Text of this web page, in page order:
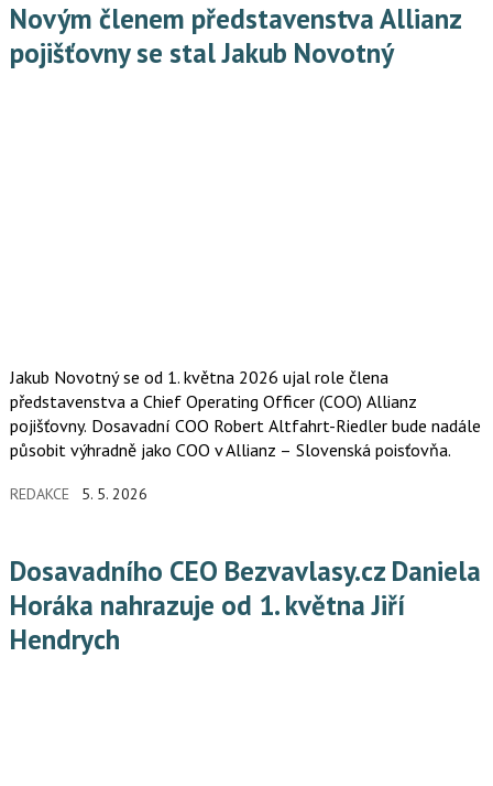
Novým členem představenstva Allianz
pojišťovny se stal Jakub Novotný
Jakub Novotný se od 1. května 2026 ujal role člena
představenstva a Chief Operating Officer (COO) Allianz
pojišťovny. Dosavadní COO Robert Altfahrt-Riedler bude nadále
působit výhradně jako COO v Allianz – Slovenská poisťovňa.
REDAKCE 5. 5. 2026
Dosavadního CEO Bezvavlasy.cz Daniela
Horáka nahrazuje od 1. května Jiří
Hendrych